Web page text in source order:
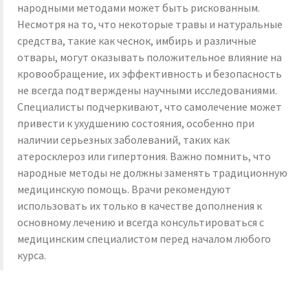
народными методами может быть рискованным.
Несмотря на то, что некоторые травы и натуральные
средства, такие как чеснок, имбирь и различные
отвары, могут оказывать положительное влияние на
кровообращение, их эффективность и безопасность
не всегда подтверждены научными исследованиями.
Специалисты подчеркивают, что самолечение может
привести к ухудшению состояния, особенно при
наличии серьезных заболеваний, таких как
атеросклероз или гипертония. Важно помнить, что
народные методы не должны заменять традиционную
медицинскую помощь. Врачи рекомендуют
использовать их только в качестве дополнения к
основному лечению и всегда консультироваться с
медицинским специалистом перед началом любого
курса.